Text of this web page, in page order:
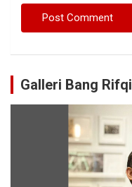
Galleri Bang Rifqi